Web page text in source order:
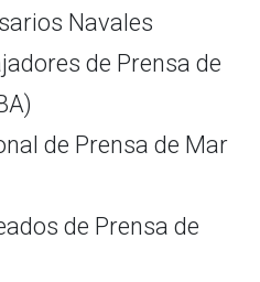
Navales
de Prensa de
de Prensa de Mar
de Prensa de